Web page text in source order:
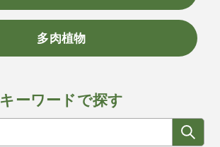
多肉植物
キーワードで探す